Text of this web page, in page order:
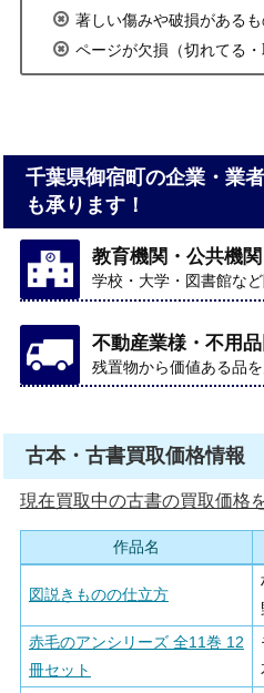
著しい傷みや破損がある
ページが欠損（切れてる
千葉県御宿町の企業・業
も承ります！
教育機関・公共機関
学校・大学・図書館な
不動産業様・不用
残置物から価値ある品
古本・古書買取価格情報
現在買取中の古書の買取価格
作品名
図説きものの仕立方
赤毛のアンシリーズ 全11巻 12
冊セット